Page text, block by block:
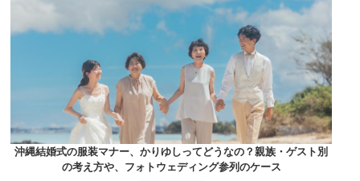
沖縄結婚式の服装マナー、かりゆしってどうなの？親族・ゲスト別
の考え方や、フォトウェディング参列のケース